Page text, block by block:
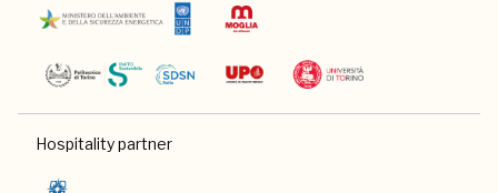
Hospitality partner